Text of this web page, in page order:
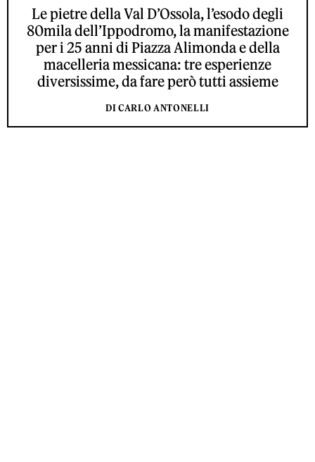
Le pietre della Val D’Ossola, l’esodo degli
80mila dell’Ippodromo, la manifestazione
per i 25 anni di Piazza Alimonda e della
macelleria messicana: tre esperienze
diversissime, da fare però tutti assieme
DI CARLO ANTONELLI